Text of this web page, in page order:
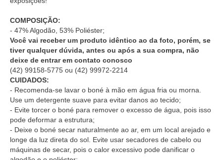
COMPOSIÇÃO:
- 47% Algodão, 53% Poliéster;
Você vai receber um produto idêntico ao da foto, porém, se
tiver qualquer dúvida, antes ou após a sua compra, não
deixe de entrar em contato conosco
(42) 99158-5775 ou (42) 99972-2214
CUIDADOS:
- Recomenda-se lavar o boné à mão em água fria ou morna.
Use um detergente suave para evitar danos ao tecido;
- Evite torcer o boné para remover o excesso de água, pois isso
pode deformar a estrutura;
- Deixe o boné secar naturalmente ao ar, em um local arejado e
longe da luz direta do sol. Evite usar secadores de cabelo ou
máquinas de secar, pois o calor excessivo pode danificar o